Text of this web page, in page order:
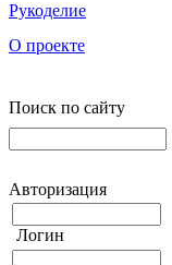
Рукоделие
О проекте
Поиск по сайту
Авторизация
Логин